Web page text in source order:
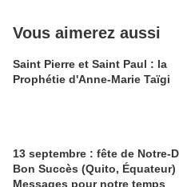
Vous aimerez aussi
Saint Pierre et Saint Paul : la
Prophétie d'Anne-Marie Taïgi
13 septembre : fête de Notre-
Bon Succès (Quito, Équateur)
Messages pour notre temps